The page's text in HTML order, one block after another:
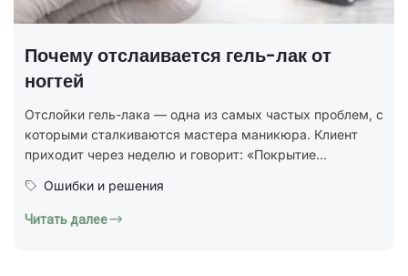
ГОСТ на маникюр Р 72319-2025 —
В 2025 году был утверждён новый национальный
стандарт ГОСТ Р 72319-2025 «Услуги бытовые.
Ногтевой сервис. Карты типовых технологических
процессов. Общие...
Юридическая грамотность